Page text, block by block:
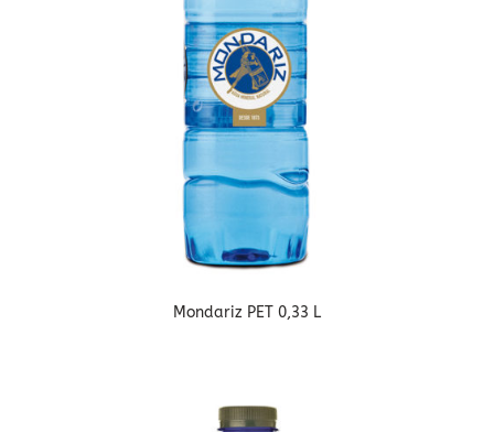
Mondariz PET 0,33 L